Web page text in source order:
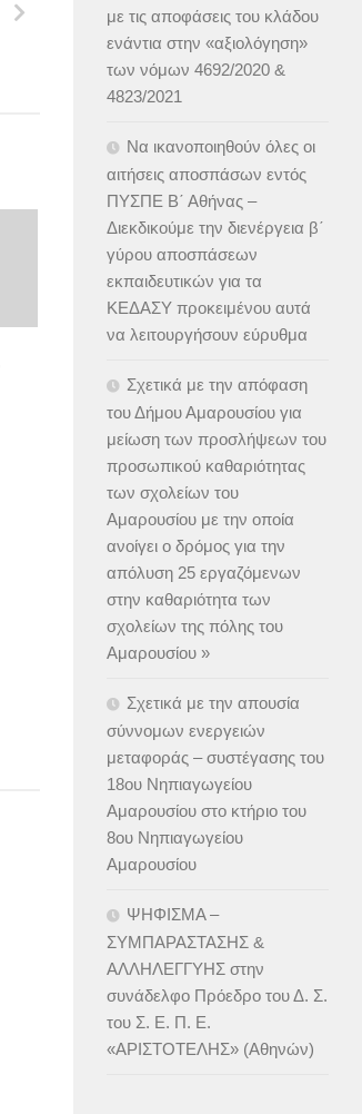
με τις αποφάσεις του κλάδου
ενάντια στην «αξιολόγηση»
των νόμων 4692/2020 &
4823/2021
Να ικανοποιηθούν όλες οι
αιτήσεις αποσπάσων εντός
ΠΥΣΠΕ Β΄ Αθήνας –
Διεκδικούμε την διενέργεια β΄
γύρου αποσπάσεων
εκπαιδευτικών για τα
ΚΕΔΑΣΥ προκειμένου αυτά
να λειτουργήσουν εύρυθμα
Σχετικά με την απόφαση
του Δήμου Αμαρουσίου για
μείωση των προσλήψεων του
προσωπικού καθαριότητας
των σχολείων του
Αμαρουσίου με την οποία
ανοίγει ο δρόμος για την
απόλυση 25 εργαζόμενων
στην καθαριότητα των
σχολείων της πόλης του
Αμαρουσίου »
Σχετικά με την απουσία
σύννομων ενεργειών
μεταφοράς – συστέγασης του
18ου Νηπιαγωγείου
Αμαρουσίου στο κτήριο του
8ου Νηπιαγωγείου
Αμαρουσίου
ΨΗΦΙΣΜΑ –
ΣΥΜΠΑΡΑΣΤΑΣΗΣ &
ΑΛΛΗΛΕΓΓΥΗΣ στην
συνάδελφο Πρόεδρο του Δ. Σ.
του Σ. Ε. Π. Ε.
«ΑΡΙΣΤΟΤΕΛΗΣ» (Αθηνών)